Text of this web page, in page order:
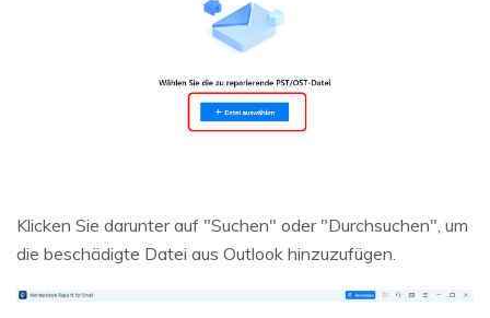
Klicken Sie darunter auf "Suchen" oder "Durchsuchen", um
die beschädigte Datei aus Outlook hinzuzufügen.